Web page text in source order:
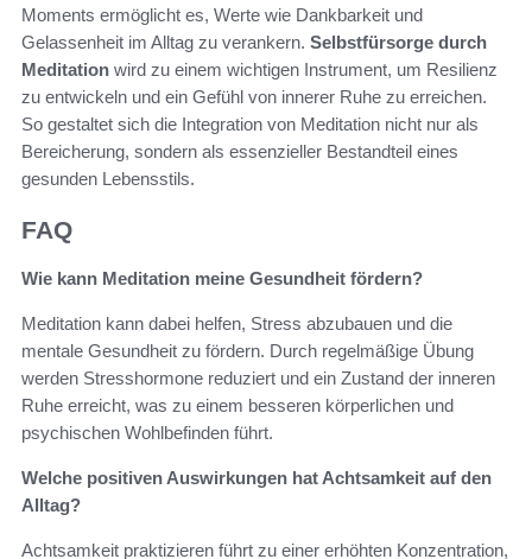
Moments ermöglicht es, Werte wie Dankbarkeit und
Gelassenheit im Alltag zu verankern. Selbstfürsorge durch
Meditation wird zu einem wichtigen Instrument, um Resilienz
zu entwickeln und ein Gefühl von innerer Ruhe zu erreichen.
So gestaltet sich die Integration von Meditation nicht nur als
Bereicherung, sondern als essenzieller Bestandteil eines
gesunden Lebensstils.
FAQ
Wie kann Meditation meine Gesundheit fördern?
Meditation kann dabei helfen, Stress abzubauen und die
mentale Gesundheit zu fördern. Durch regelmäßige Übung
werden Stresshormone reduziert und ein Zustand der inneren
Ruhe erreicht, was zu einem besseren körperlichen und
psychischen Wohlbefinden führt.
Welche positiven Auswirkungen hat Achtsamkeit auf den
Alltag?
Achtsamkeit praktizieren führt zu einer erhöhten Konzentration,